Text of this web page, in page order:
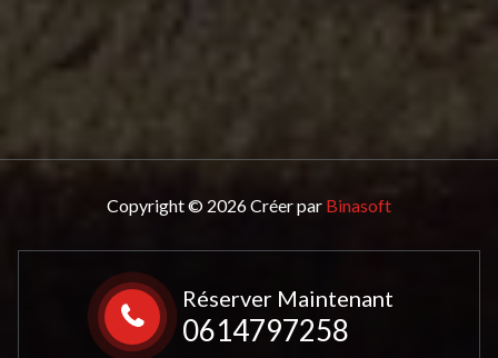
Copyright © 2026 Créer par Binasoft
Réserver Maintenant
0614797258